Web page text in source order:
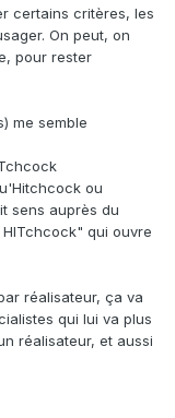
certains critères, les
On peut, on
pour rester
me semble
ou
sens auprès du
qui ouvre
réalisateur, ça va
qui lui va plus
réalisateur, et aussi